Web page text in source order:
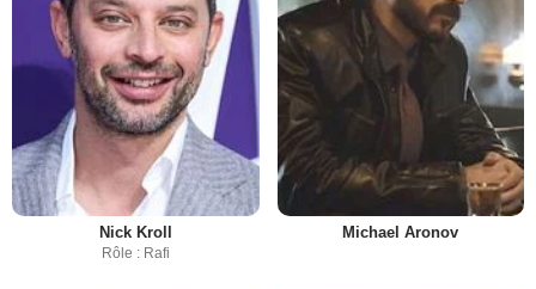
Nick Kroll
Rôle : Rafi
Michael Aronov